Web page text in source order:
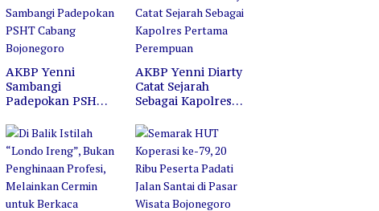
AKBP Yenni
Sambangi
Padepokan PSHT
Bojonegoro
AKBP Yenni Diarty
Catat Sejarah
Sebagai Kapolres
Perempuan